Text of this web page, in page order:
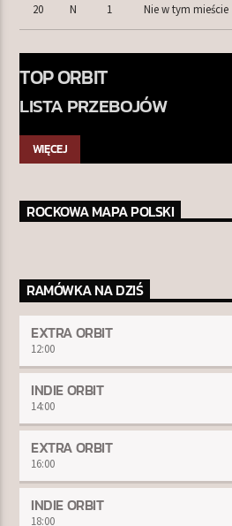
20 N 1 Nie w tym mieście
TOP ORBIT
LISTA PRZEBOJÓW
WIĘCEJ
ROCKOWA MAPA POLSKI
RAMÓWKA NA DZIŚ
EXTRA ORBIT
12:00
INDIE ORBIT
14:00
EXTRA ORBIT
16:00
INDIE ORBIT
18:00